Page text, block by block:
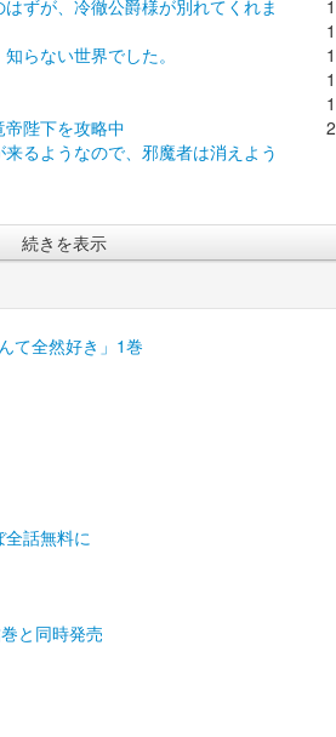
ずが、冷徹公爵様が別れてくれま
らない世界でした。
陛下を攻略中
るようなので、邪魔者は消えよう
続きを表示
て全然好き」1巻
話無料に
と同時発売